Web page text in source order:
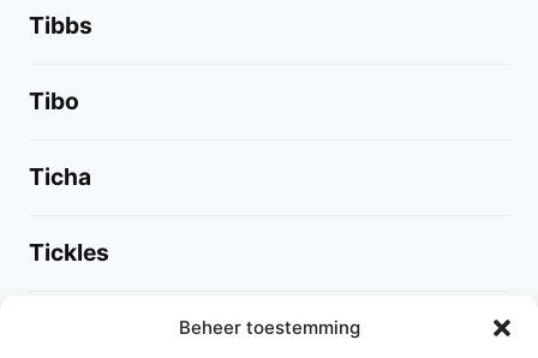
Beheer toestemming
Tibbs
Tibo
Ticha
Tickles